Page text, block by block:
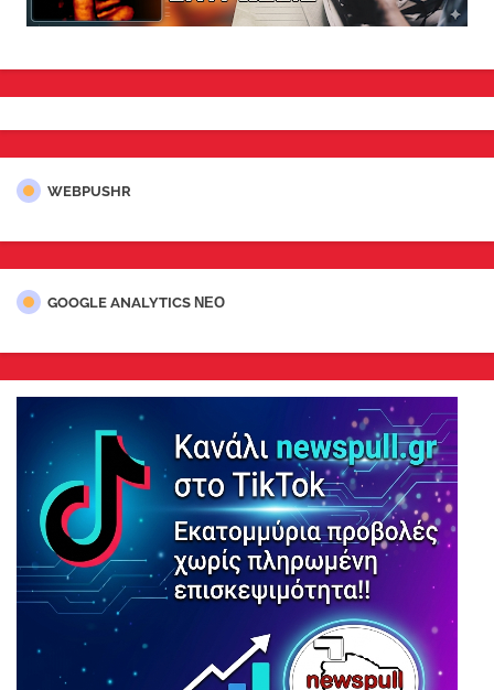
WEBPUSHR
GOOGLE ANALYTICS ΝΕΟ